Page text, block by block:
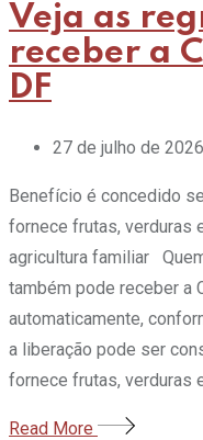
Veja as
receber a
DF
27 de julho de 2026
Benefício é concedido
fornece frutas, verduras
agricultura familiar
também pode receber a
automaticamente,
a liberação pode ser
fornece frutas, verduras
Read More